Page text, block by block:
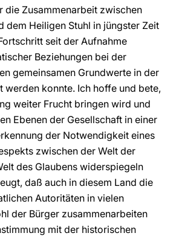
die Zusammenarbeit zwischen
dem Heiligen Stuhl in jüngster Zeit
seit der Aufnahme
Beziehungen bei der
gemeinsamen Grundwerte in der
werden konnte. Ich hoffe und bete,
weiter Frucht bringen wird und
Ebenen der Gesellschaft in einer
der Notwendigkeit eines
zwischen der Welt der
des Glaubens widerspiegeln
daß auch in diesem Land die
Autoritäten in vielen
der Bürger zusammenarbeiten
mit der historischen